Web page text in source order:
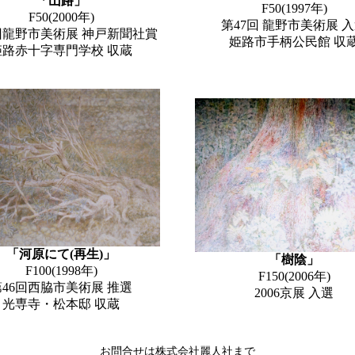
F50(2000年)
龍野市美術展 神戸新聞社賞
路赤十字専門学校 収蔵
F50(1997年)
第47回 龍野市美術展
姫路市手柄公民館 収
「河原にて(再生)」
F100(1998年)
回西脇市美術展 推選
光専寺・松本邸 収蔵
「樹陰」
F150(2006年)
2006京展 入選
お問合せは株式会社麗人社まで